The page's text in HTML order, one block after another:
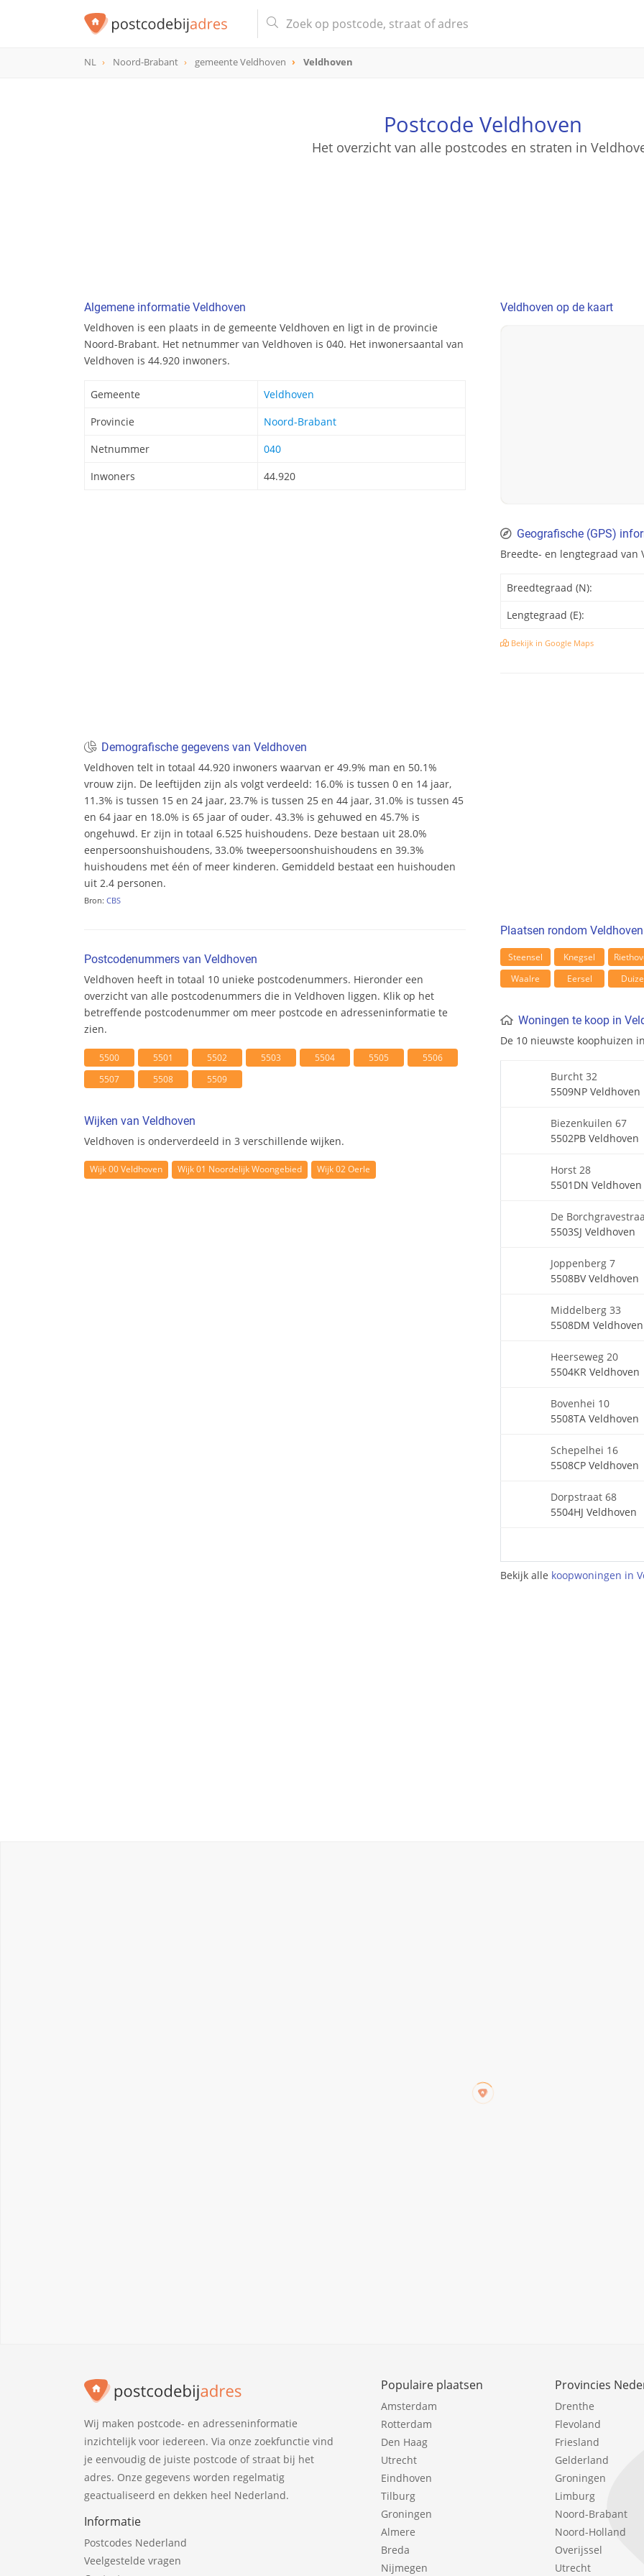
NL Noord-Brabant gemeente Veldhoven Veldhoven
Postcode Veldhoven
Het overzicht van alle postcodes en straten in
Algemene informatie Veldhoven
Veldhoven is een plaats in de gemeente Veldhoven en ligt in de provincie
Noord-Brabant. Het netnummer van Veldhoven is 040. Het inwonersaantal van
Veldhoven is 44.920 inwoners.
Gemeente
Veldhoven
Provincie
Noord-Brabant
Netnummer
040
Inwoners
44.920
Demografische gegevens van Veldhoven
Veldhoven telt in totaal 44.920 inwoners waarvan er 49.9% man en 50.1%
vrouw zijn. De leeftijden zijn als volgt verdeeld: 16.0% is tussen 0 en 14 jaar,
11.3% is tussen 15 en 24 jaar, 23.7% is tussen 25 en 44 jaar, 31.0% is tussen 45
en 64 jaar en 18.0% is 65 jaar of ouder. 43.3% is gehuwed en 45.7% is
ongehuwd. Er zijn in totaal 6.525 huishoudens. Deze bestaan uit 28.0%
eenpersoonshuishoudens, 33.0% tweepersoonshuishoudens en 39.3%
huishoudens met één of meer kinderen. Gemiddeld bestaat een huishouden
uit 2.4 personen.
Bron: CBS
Postcodenummers van Veldhoven
Veldhoven heeft in totaal 10 unieke postcodenummers. Hieronder een
overzicht van alle postcodenummers die in Veldhoven liggen. Klik op het
betreffende postcodenummer om meer postcode en adresseninformatie te
zien.
5500 5501 5502 5503 5504 5505
5506
5507
5508 5509
Wijken van Veldhoven
Veldhoven is onderverdeeld in 3 verschillende wijken.
Wijk 00 Veldhoven Wijk 01 Noordelijk Woongebied Wijk 02 Oerle
Veldhoven op de kaart
Geografische (GPS)
Breedte- en lengtegraad van
Breedtegraad (N):
Lengtegraad (E):
Bekijk in Google Maps
Plaatsen rondom Veldhoven
Steensel Knegsel
Waalre
Eersel
Woningen te koop in
De 10 nieuwste koophuizen in
Burcht 32
5509NP Veldhoven
Biezenkuilen 67
5502PB Veldhoven
Horst 28
5501DN Veldhoven
De
5503SJ Veldhoven
Joppenberg 7
5508BV Veldhoven
Middelberg 33
5508DM Veldhoven
Heerseweg 20
5504KR Veldhoven
Bovenhei 10
5508TA Veldhoven
Schepelhei 16
5508CP Veldhoven
Dorpstraat 68
5504HJ Veldhoven
Bekijk alle koopwoningen in
Wij maken postcode- en adresseninformatie
inzichtelijk voor iedereen. Via onze zoekfunctie vind
je eenvoudig de juiste postcode of straat bij het
adres. Onze gegevens worden regelmatig
geactualiseerd en dekken heel Nederland.
Informatie
Postcodes Nederland
Veelgestelde vragen
Populaire plaatsen
Amsterdam
Rotterdam
Den Haag
Utrecht
Eindhoven
Tilburg
Groningen
Almere
Breda
Nijmegen
Provincies
Drenthe
Flevoland
Friesland
Gelderland
Groningen
Limburg
Noord-Brabant
Noord-Holland
Overijssel
Utrecht